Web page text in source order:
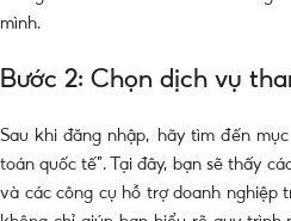
mình.
Bước 2: Chọn dịch vụ
Sau khi đăng nhập, hãy tìm đến
toán quốc tế”. Tại đây, bạn sẽ thấy
và các công cụ hỗ trợ doanh nghiệp